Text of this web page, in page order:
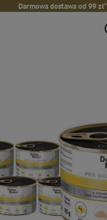
Darmowa dostawa od 99 zł*